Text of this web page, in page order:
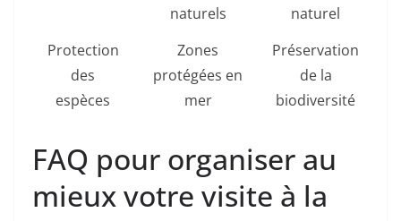
naturels
naturel
Protection
des
espèces
Zones
protégées en
mer
Préservation
de la
biodiversité
FAQ pour organiser au
mieux votre visite à la